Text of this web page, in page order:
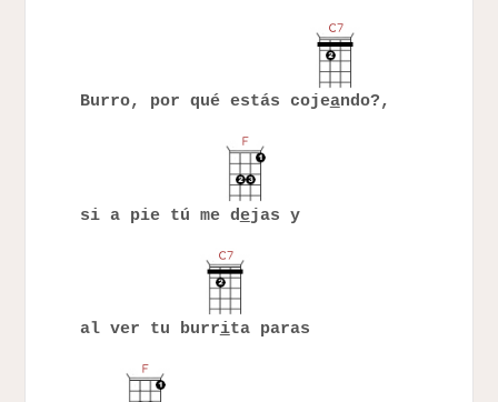
Burro, por qué estás cojeando?,
si a pie tú me dejas y
al ver tu burrita paras